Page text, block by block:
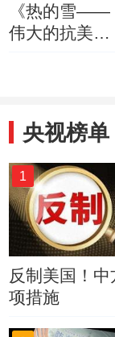
《热的雪——
伟大的抗美援
央视榜单
1
反制美国！
项措施